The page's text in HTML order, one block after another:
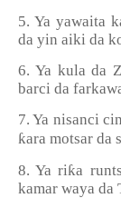
5. Ya yawaita
da yin aiki da
6. Ya kula da
barci da
7. Ya nisanci
ƙara motsar da
8. Ya riƙa
kamar waya da